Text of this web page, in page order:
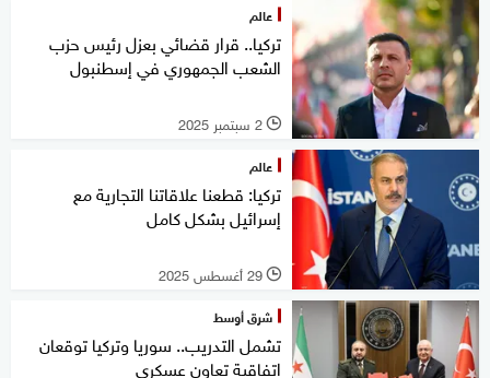
عالم
تركيا.. قرار قضائي بعزل رئيس حزب
الشعب الجمهوري في إسطنبول
l 2 سبتمبر 2025
عالم
تركيا: قطعنا علاقاتنا التجارية مع
إسرائيل بشكل كامل
l 29 أغسطس 2025
شرق أوسط
تشمل التدريب.. سوريا وتركيا توقعان
اتفاقية تعاون عسكري